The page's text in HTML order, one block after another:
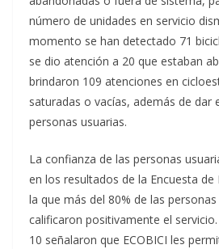
número de unidades en servicio
momento se han detectado 71
se dio atención a 20 que estaban
brindaron 109 atenciones en
saturadas o vacías, además de dar
personas usuarias.
La confianza de las personas
en los resultados de la Encuesta de
la que más del 80% de las
calificaron positivamente el
10 señalaron que ECOBICI les